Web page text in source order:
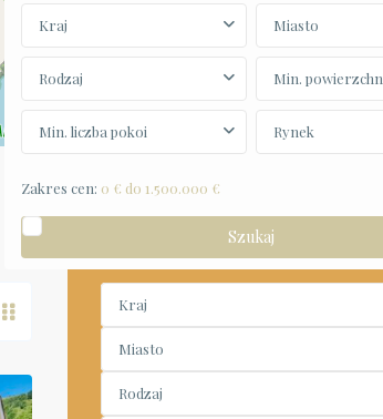
Kraj Miasto
Rodzaj
Min. liczba pokoi Rynek
Zakres cen: 0 € do 1.500.000 €
Kraj
Miasto
Rodzaj